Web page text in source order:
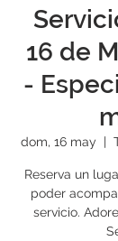
16 de
-
dom, 16 may
  |
Reserva un
poder
servicio.